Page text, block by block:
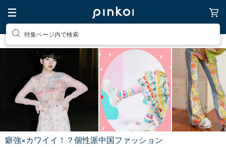
特集ページ内で検索
癖強×カワイイ！？個性派中国ファッション